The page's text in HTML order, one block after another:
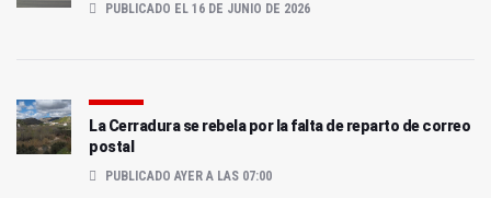
PUBLICADO EL 16 DE JUNIO DE 2026
La Cerradura se rebela por la falta de reparto de correo
postal
PUBLICADO AYER A LAS 07:00